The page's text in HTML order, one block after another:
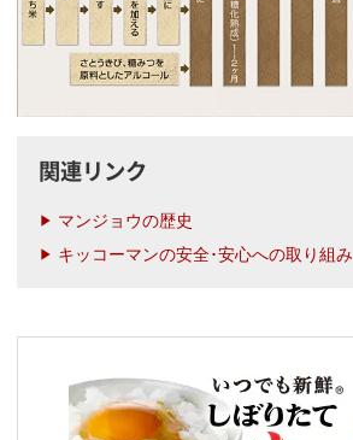
関連リンク
マンジョウの歴史
キッコーマンの安全･安心への取り組み